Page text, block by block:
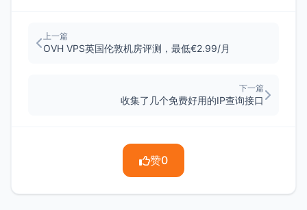
上一篇
OVH VPS英国伦敦机房评测，最低€2.99/月
下一篇
收集了几个免费好用的IP查询接口
赞0